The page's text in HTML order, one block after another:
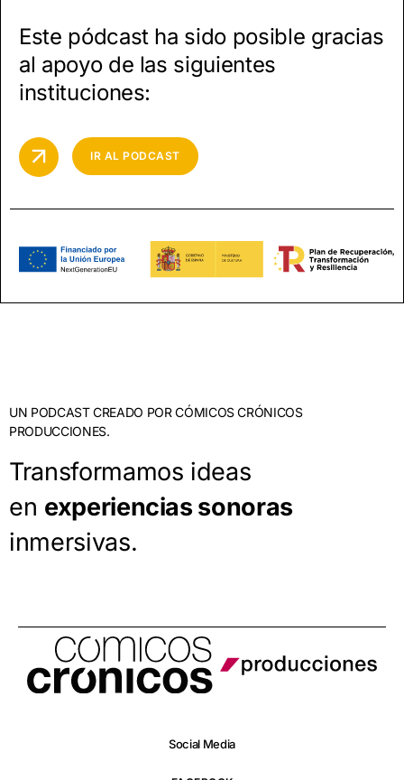
Este pódcast ha sido posible gracias
al apoyo de las siguientes
instituciones:
IR AL PODCAST
UN PODCAST CREADO POR CÓMICOS CRÓNICOS
PRODUCCIONES.
Transformamos ideas
en experiencias sonoras
inmersivas.
Social Media